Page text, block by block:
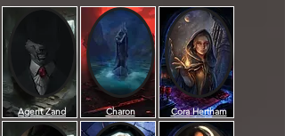
Agent Zand Charon Cora Hertham